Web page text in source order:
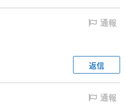
通報
返信
通報